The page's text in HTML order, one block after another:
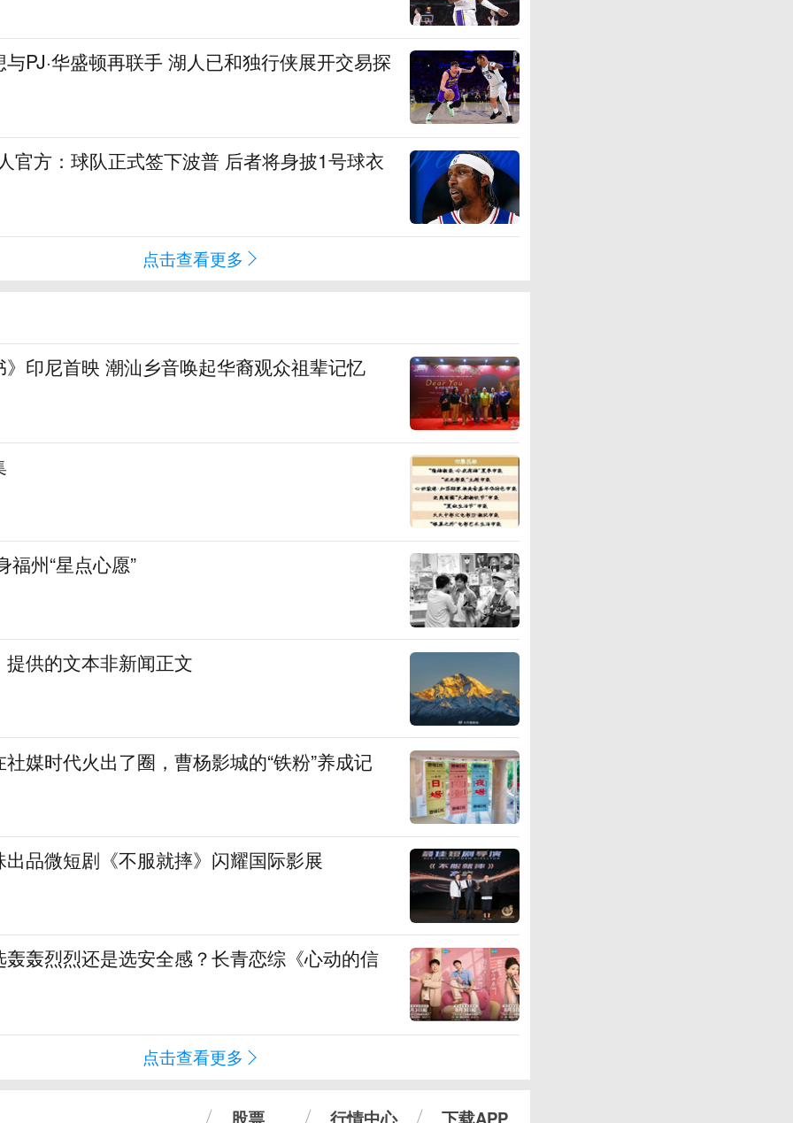
PJ·华盛顿再联手 湖人已和独行侠展开交易探
官方：球队正式签下波普 后者将身披1号球衣
点击查看更多
印尼首映 潮汕乡音唤起华裔观众祖辈记忆
福州“星点心愿”
供的文本非新闻正文
媒时代火出了圈，曹杨影城的“铁粉”养成记
品微短剧《不服就摔》闪耀国际影展
轰烈烈还是选安全感？长青恋综《心动的信
点击查看更多
股票 行情中心 下载APP